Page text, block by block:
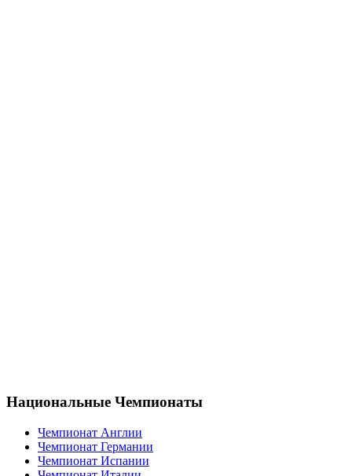
Национальные Чемпионаты
Чемпионат Англии
Чемпионат Германии
Чемпионат Испании